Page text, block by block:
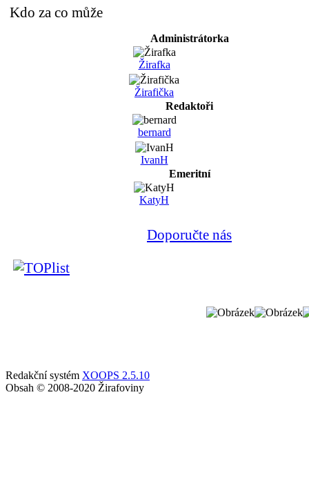
Kdo za co může
Administrátorka
Žirafka
Žirafička
Redaktoři
bernard
IvanH
Emeritní
KatyH
Doporučte nás
Redakční systém XOOPS 2.5.10
Obsah © 2008-2020 Žirafoviny